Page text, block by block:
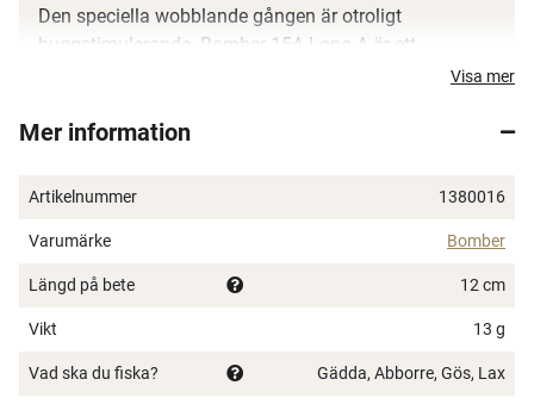
Den speciella wobblande gången är otroligt
huggstimulerande. Bomber 15A Long A är ett
självklart val vid trolling efter all laxartad fisk menVisa mer
Mer information
Artikelnummer 1380016
Varumärke Bomber
Längd på bete 12 cm
Vikt 13 g
Vad ska du fiska? Gädda, Abborre, Gös, Lax